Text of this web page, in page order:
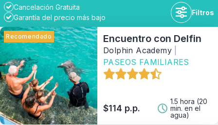
Cancelación Gratuita
Garantía del precio más bajo
Filtros
Duración
Disponibilidad
Recomendado Encuentro con Delfin
Dolphin Academy
PASEOS FAMILIARES
$114 p.p.
1.5 hora (20
min. en el
agua)